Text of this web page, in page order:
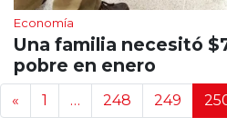
Economía
Una familia necesitó
pobre en enero
Navegación
« 1 … 248 249